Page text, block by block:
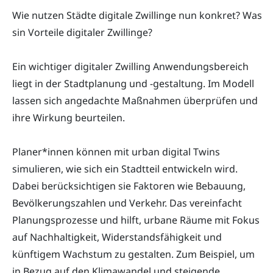
Wie nutzen Städte digitale Zwillinge nun konkret? Was
sin Vorteile digitaler Zwillinge?
Ein wichtiger digitaler Zwilling Anwendungsbereich
liegt in der Stadtplanung und -gestaltung. Im Modell
lassen sich angedachte Maßnahmen überprüfen und
ihre Wirkung beurteilen.
Planer*innen können mit urban digital Twins
simulieren, wie sich ein Stadtteil entwickeln wird.
Dabei berücksichtigen sie Faktoren wie Bebauung,
Bevölkerungszahlen und Verkehr. Das vereinfacht
Planungsprozesse und hilft, urbane Räume mit Fokus
auf Nachhaltigkeit, Widerstandsfähigkeit und
künftigem Wachstum zu gestalten. Zum Beispiel, um